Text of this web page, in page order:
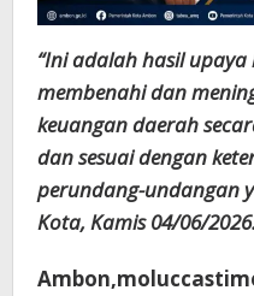
“Ini adalah hasil
membenahi dan
keuangan daerah
dan sesuai dengan
perundang-undangan
Kota, Kamis 04/06/2026.